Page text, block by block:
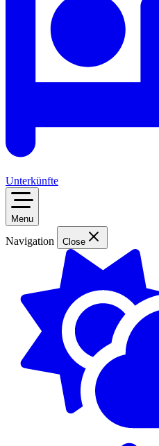
Unterkünfte
Menu
Navigation Close